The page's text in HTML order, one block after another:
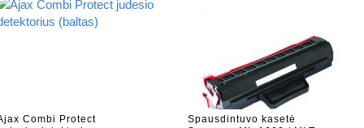
Combi Protect
Spausdintuvo kasetė